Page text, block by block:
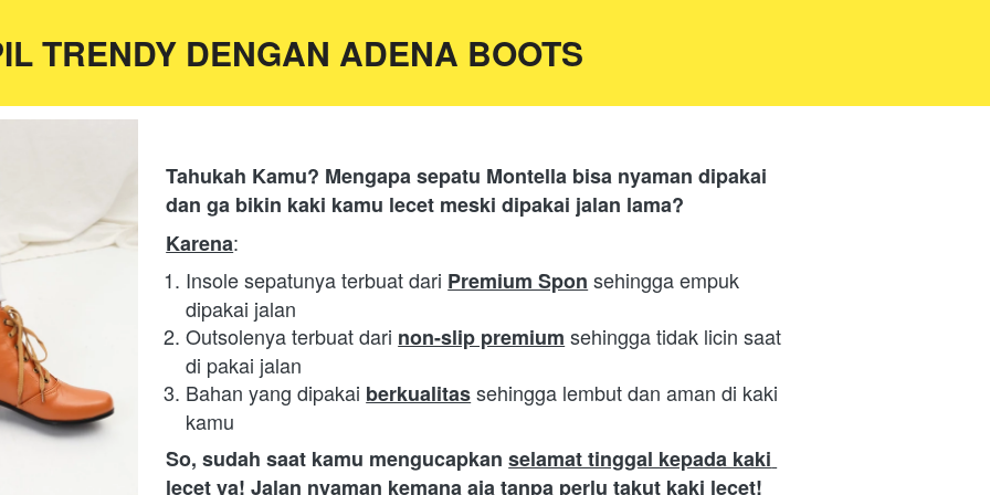
TRENDY DENGAN ADENA BOOTS
Tahukah Kamu? Mengapa sepatu Montella bisa nyaman dipakai
dan ga bikin kaki kamu lecet meski dipakai jalan lama?
Karena:
Insole sepatunya terbuat dari Premium Spon sehingga empuk
dipakai jalan
Outsolenya terbuat dari non-slip premium sehingga tidak licin saat
di pakai jalan
Bahan yang dipakai berkualitassehingga lembut dan aman di kaki
kamu
So, sudah saat kamu mengucapkan selamat tinggal kepada kaki
lecet ya! Jalan nyaman kemana aja tanpa perlu takut kaki lecet!